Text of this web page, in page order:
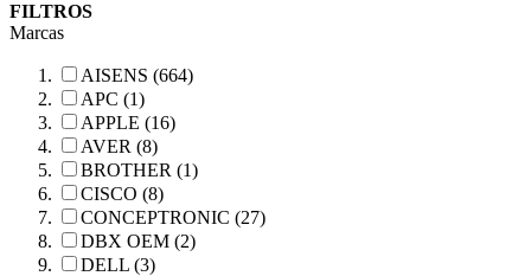
FILTROS
Marcas
AISENS (664)
APC (1)
APPLE (16)
AVER (8)
BROTHER (1)
CISCO (8)
CONCEPTRONIC (27)
DBX OEM (2)
DELL (3)